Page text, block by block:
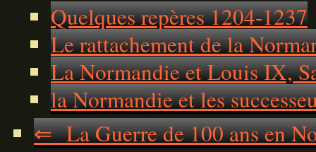
Quelques repères 1204-1237
Le rattachement de la
La Normandie et Louis IX,
la Normandie et les
⇐ La Guerre de 100 ans en